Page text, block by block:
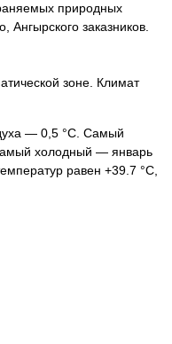
природных
Ангырского заказников.
зоне. Климат
— 0,5 °C. Самый
холодный — январь
равен +39.7 °C,